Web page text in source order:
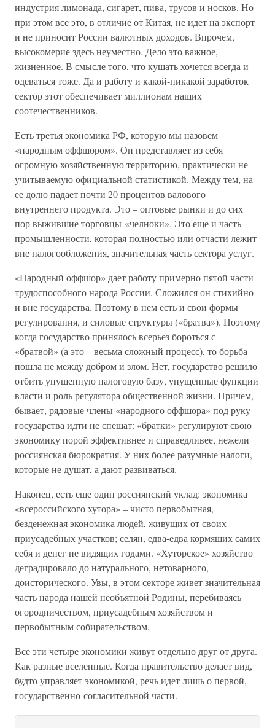
индустрия лимонада, сигарет, пива, трусов и носков. Но
при этом все это, в отличие от Китая, не идет на экспорт
и не приносит России валютных доходов. Впрочем,
высокомерие здесь неуместно. Дело это важное,
жизненное. В смысле того, что кушать хочется всегда и
одеваться тоже. Да и работу и какой-никакой заработок
сектор этот обеспечивает миллионам наших
соотечественников.
Есть третья экономика РФ, которую мы назовем
«народным оффшором». Он представляет из себя
огромную хозяйственную территорию, практически не
учитываемую официальной статистикой. Между тем, на
ее долю падает почти 20 процентов валового
внутреннего продукта. Это – оптовые рынки и до сих
пор выжившие торговцы-«челноки». Это еще и часть
промышленности, которая полностью или отчасти лежит
вне налогообложения, значительная часть сектора услуг.
«Народный оффшор» дает работу примерно пятой части
трудоспособного народа России. Сложился он стихийно
и вне государства. Поэтому в нем есть и свои формы
регулирования, и силовые структуры («братва»). Поэтому
когда государство принялось всерьез бороться с
«братвой» (а это – весьма сложный процесс), то борьба
пошла не между добром и злом. Нет, государство решило
отбить упущенную налоговую базу, упущенные функции
власти и роль регулятора общественной жизни. Причем,
бывает, рядовые члены «народного оффшора» под руку
государства идти не спешат: «братки» регулируют свою
экономику порой эффективнее и справедливее, нежели
россиянская бюрократия. У них более разумные налоги,
которые не душат, а дают развиваться.
Наконец, есть еще один россиянский уклад: экономика
«всероссийского хутора» – чисто первобытная,
безденежная экономика людей, живущих от своих
приусадебных участков; селян, едва-едва кормящих самих
себя и денег не видящих годами. «Хуторское» хозяйство
деградировало до натурального, нетоварного,
доисторического. Увы, в этом секторе живет значительная
часть народа нашей необъятной Родины, перебиваясь
огородничеством, приусадебным хозяйством и
первобытным собирательством.
Все эти четыре экономики живут отдельно друг от друга.
Как разные вселенные. Когда правительство делает вид,
будто управляет экономикой, речь идет лишь о первой,
государственно-согласительной части.